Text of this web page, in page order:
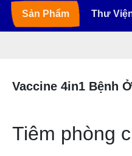
Sản Phẩm Thư
Vaccine 4in1 Bệnh
Tiêm phòng